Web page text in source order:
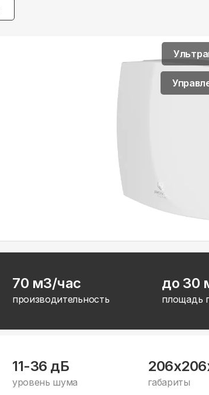
70 м3/час
производительность
до 30
площадь
11-36 дБ
уровень шума габариты